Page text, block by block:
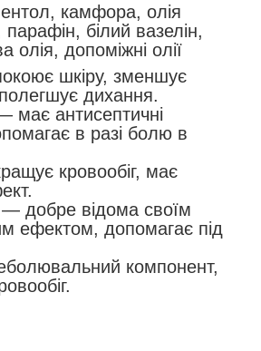
камфора, олія
білий вазелін,
олія, допоміжні олії
шкіру, зменшує
дихання.
має антисептичні
в разі болю в
кровообіг, має
— добре відома своїм
ефектом, допомагає під
компонент,